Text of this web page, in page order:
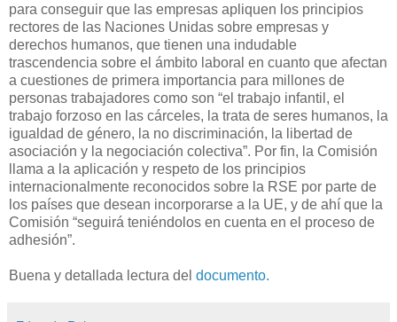
para conseguir que las empresas apliquen los principios
rectores de las Naciones Unidas sobre empresas y
derechos humanos, que tienen una indudable
trascendencia sobre el ámbito laboral en cuanto que afectan
a cuestiones de primera importancia para millones de
personas trabajadores como son “el trabajo infantil, el
trabajo forzoso en las cárceles, la trata de seres humanos, la
igualdad de género, la no discriminación, la libertad de
asociación y la negociación colectiva”. Por fin, la Comisión
llama a la aplicación y respeto de los principios
internacionalmente reconocidos sobre la RSE por parte de
los países que desean incorporarse a la UE, y de ahí que la
Comisión “seguirá teniéndolos en cuenta en el proceso de
adhesión”.
Buena y detallada lectura del documento.